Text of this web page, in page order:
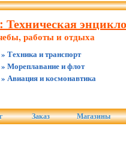
Техническая
работы и отдыха
» Техника и транспорт
» Мореплавание и флот
» Авиация и космонавтика
Заказ Магазины